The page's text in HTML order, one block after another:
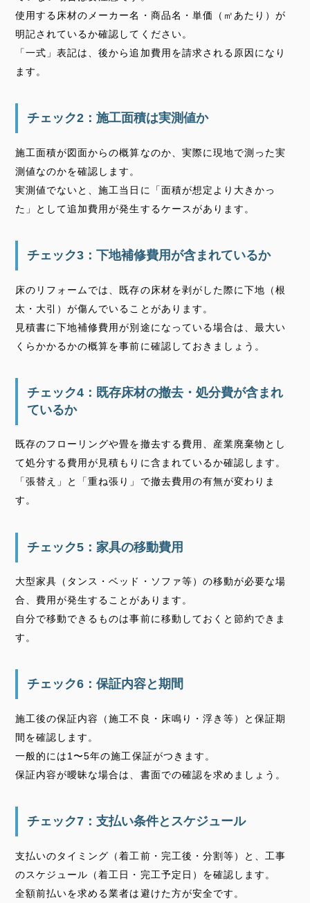
使用する床材のメーカー名・商品名・単価（㎡あたり）が
明記されているか確認してください。
「一式」表記は、後から追加費用を請求される原因になり
ます。
チェック2：施工面積は実測値か
施工面積が図面からの概算なのか、実際に現地で測った実
測値なのかを確認します。
実測値でないと、施工当日に「面積が想定より大きかっ
た」として追加費用が発生するケースがあります。
チェック3：下地補修費用が含まれているか
床のリフォームでは、既存の床材を剥がした際に下地（根
太・大引）が傷んでいることがあります。
見積書に下地補修費用が別途になっている場合は、最大い
くらかかるかの概算を事前に確認しておきましょう。
チェック4：既存床材の撤去・処分費が含まれ
ているか
既存のフローリングや畳を撤去する費用、産業廃棄物とし
て処分する費用が見積もりに含まれているか確認します。
「張替え」と「重ね張り」で撤去費用の有無が変わりま
す。
チェック5：家具の移動費用
大型家具（タンス・ベッド・ソファ等）の移動が必要な場
合、費用が発生することがあります。
自分で移動できるものは事前に移動しておくと節約できま
す。
チェック6：保証内容と期間
施工後の保証内容（施工不良・床鳴り・浮き等）と保証期
間を確認します。
一般的には1〜5年の施工保証がつきます。
保証内容が曖昧な場合は、書面での確認を求めましょう。
チェック7：支払い条件とスケジュール
支払いのタイミング（着工前・完工後・分割等）と、工事
のスケジュール（着工日・完工予定日）を確認します。
全額前払いを求める業者は避けた方が安全です。